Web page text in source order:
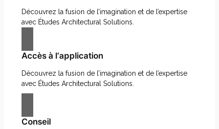
Découvrez la fusion de l’imagination et de l’expertise
avec Études Architectural Solutions.
Accès à l‘application
Découvrez la fusion de l’imagination et de l’expertise
avec Études Architectural Solutions.
Conseil